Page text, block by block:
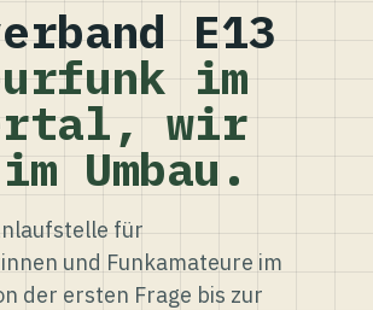
E13
im
wir
Umbau.
für
und Funkamateure im
der ersten Frage bis zur